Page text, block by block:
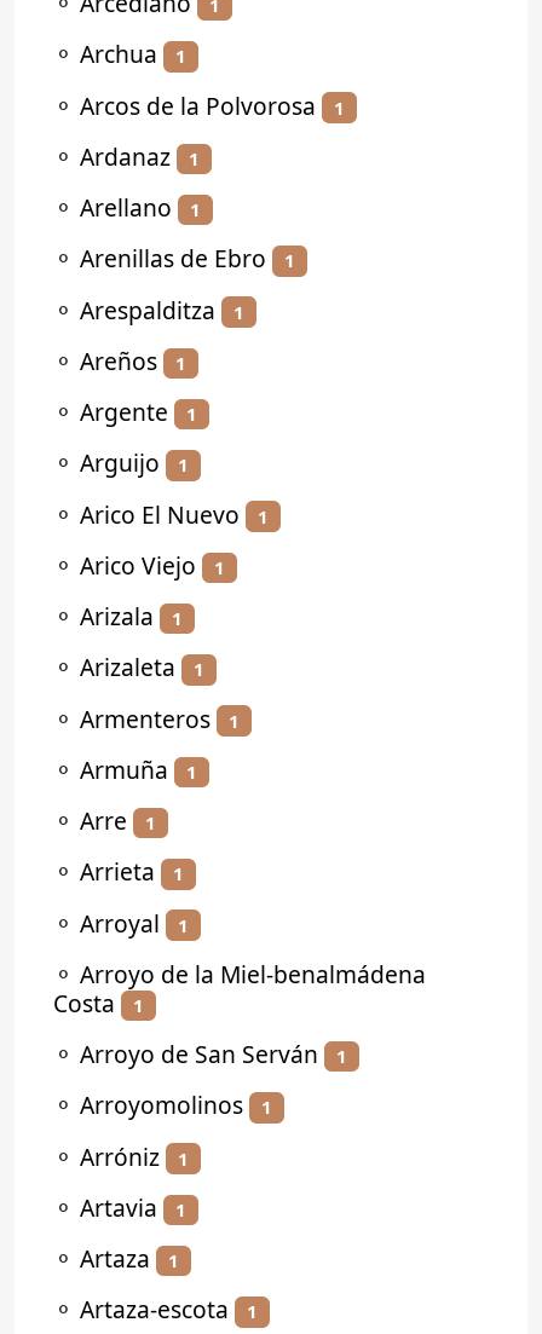
1
⚬ Archua 1
⚬ Arcos de la Polvorosa 1
⚬ Ardanaz 1
⚬ Arellano 1
⚬ Arenillas de Ebro 1
⚬ Arespalditza 1
⚬ Areños 1
⚬ Argente 1
⚬ Arguijo 1
⚬ Arico El Nuevo 1
⚬ Arico Viejo 1
⚬ Arizala 1
⚬ Arizaleta 1
⚬ Armenteros 1
⚬ Armuña 1
⚬ Arre 1
⚬ Arrieta 1
⚬ Arroyal 1
⚬ Arroyo de la Miel-benalmádena
Costa
1
⚬ Arroyo de San Serván 1
⚬ Arroyomolinos 1
⚬ Arróniz 1
⚬ Artavia 1
⚬ Artaza 1
⚬ Artaza-escota 1